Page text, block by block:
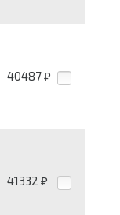
40487 ₽
41332 ₽